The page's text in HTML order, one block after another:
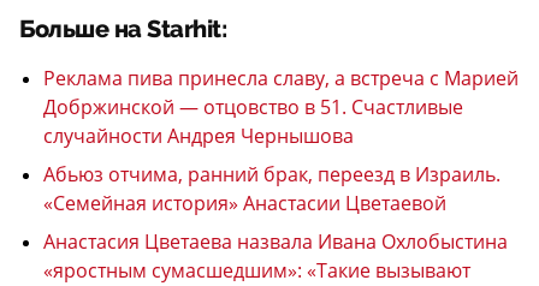
Больше на Starhit:
Реклама пива принесла славу, а встреча с Марией
Добржинской — отцовство в 51. Счастливые
случайности Андрея Чернышова
Абьюз отчима, ранний брак, переезд в Израиль.
«Семейная история» Анастасии Цветаевой
Анастасия Цветаева назвала Ивана Охлобыстина
«яростным сумасшедшим»: «Такие вызывают